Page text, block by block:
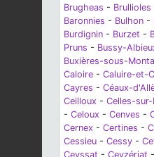
Brugheas - Brullioles
Baronnies - Bulhon -
Burdignin - Burzet -
Pruns - Bussy-
Buxières-sous-
Caloire - Caluire-et-
Cayres - Céaux-
Ceilloux - Celles-
- Celoux - Cenves -
Cernex - Certines -
Cessieu - Cessy -
Ceyssat - Ceyzériat -